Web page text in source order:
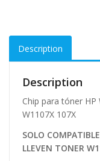
Description
Description
Chip para tóner HP
W1107X 107X
SOLO
LLEVEN TONER